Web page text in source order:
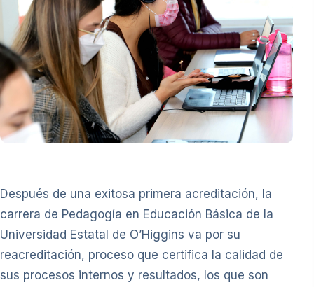
Después de una exitosa primera acreditación, la
carrera de Pedagogía en Educación Básica de la
Universidad Estatal de O’Higgins va por su
reacreditación, proceso que certifica la calidad de
sus procesos internos y resultados, los que son